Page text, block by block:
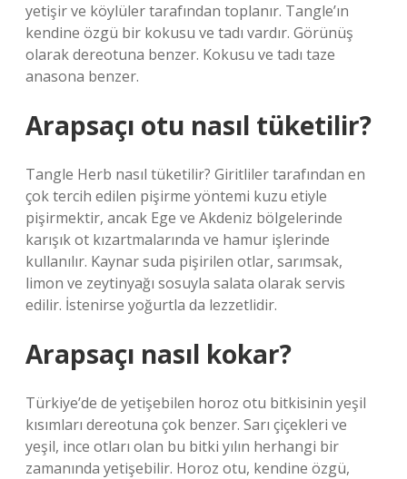
yetişir ve köylüler tarafından toplanır. Tangle’ın
kendine özgü bir kokusu ve tadı vardır. Görünüş
olarak dereotuna benzer. Kokusu ve tadı taze
anasona benzer.
Arapsaçı otu nasıl tüketilir?
Tangle Herb nasıl tüketilir? Giritliler tarafından en
çok tercih edilen pişirme yöntemi kuzu etiyle
pişirmektir, ancak Ege ve Akdeniz bölgelerinde
karışık ot kızartmalarında ve hamur işlerinde
kullanılır. Kaynar suda pişirilen otlar, sarımsak,
limon ve zeytinyağı sosuyla salata olarak servis
edilir. İstenirse yoğurtla da lezzetlidir.
Arapsaçı nasıl kokar?
Türkiye’de de yetişebilen horoz otu bitkisinin yeşil
kısımları dereotuna çok benzer. Sarı çiçekleri ve
yeşil, ince otları olan bu bitki yılın herhangi bir
zamanında yetişebilir. Horoz otu, kendine özgü,